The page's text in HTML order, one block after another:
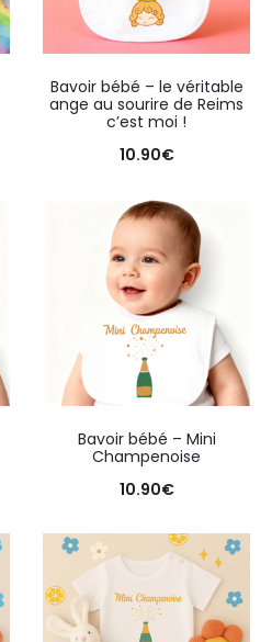
Bavoir bébé – le véritable
ange au sourire de Reims
c’est moi !
10.90€
Bavoir bébé – Mini
Champenoise
10.90€